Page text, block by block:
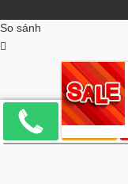
So sánh